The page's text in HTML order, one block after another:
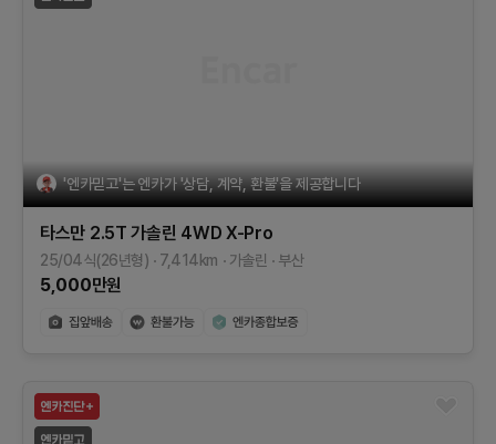
'엔카믿고'는 엔카가 '상담, 계약, 환불'을 제공합니다
타스만 2.5T 가솔린 4WD X-Pro
25/04식(26년형) 7,414km 가솔린 부산
5,000만원